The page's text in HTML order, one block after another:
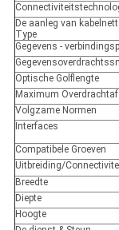
De aanleg van
Type
Gegevens -
Optische Golflengte
Maximum
Volgzame Normen
Interfaces
Compatibele Groeven
Uitbreiding/
Breedte
Diepte
Hoogte